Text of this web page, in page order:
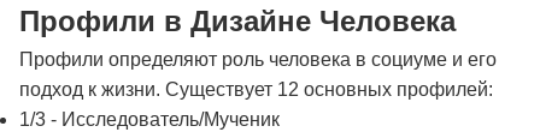
Профили в Дизайне Человека
Профили определяют роль человека в социуме и его
подход к жизни. Существует 12 основных профилей:
1/3 - Исследователь/Мученик